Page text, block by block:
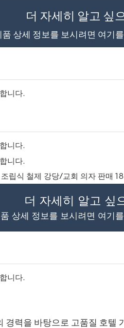
더 자세히 알고 싶
품 상세 정보를 보시려면 여기
더 자세히 알고 싶
상세 정보를 보시려면 여기
경력을 바탕으로 고품질 호텔